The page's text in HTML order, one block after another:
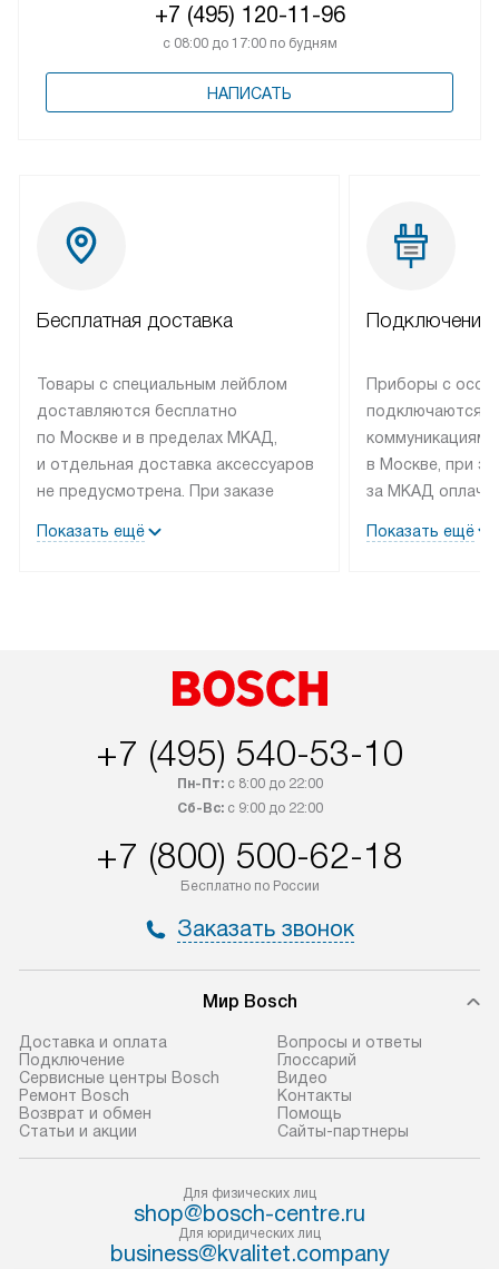
+7 (495) 120-11-96
с 08:00 до 17:00 по будням
НАПИСАТЬ
Бесплатная доставка
Товары с специальным лейблом
доставляются бесплатно
по Москве и в пределах МКАД,
и отдельная доставка аксессуаров
не предусмотрена. При заказе
рекомендуем обсудить
в течение трех дней. Если вам
интересен товар «Под заказ»,
приобретения с менеджером сайта.
Товары с специальным лейблом
доставляются бесплатно
и отдельная доставка аксессуаров
не предусмотрена.
В оговоренный день служба
Если необходимо переместить
прибор до места установки,
пожалуйста, предварительно
уточните это с менеджером.
За данную услугу взимается
прибора не позволяют ему пройти
через дверной проем, сотрудники
транспортной службы не могут
Показать ещё
Подключение
Приборы с
подключаются к
коммуникациям
в Москве, при
за МКАД
партнера
гарантию 1 год
и регулярное
ошибки и
предполагают,
соединение
Показать ещё
+7 (495) 540-53-10
Пн-Пт:с 8:00 до 22:00
Сб-Вс:с 9:00 до 22:00
+7 (800) 500-62-18
Бесплатно по России
Заказать звонок
Мир Bosch
Доставка и оплата
Подключение
Сервисные центры Bosch
Ремонт Bosch
Возврат и обмен
Статьи и акции
Вопросы и ответы
Глоссарий
Видео
Контакты
Помощь
Сайты-партнеры
Для физических лиц
shop@bosch-centre.ru
Для юридических лиц
business@kvalitet.company